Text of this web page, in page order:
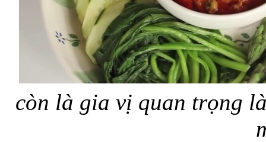
còn là gia vị quan trọng